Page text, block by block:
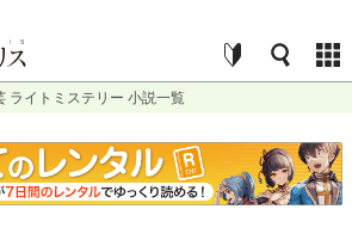
ライトミステリー 小説一覧